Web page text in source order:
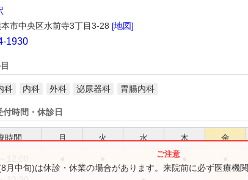
市中央区水前寺3丁目3-28 [地図]
1930
科 内科 外科 泌尿器科 胃腸内科
付時間・休診日
時間 月 火 水 木 金
月中旬)は休診・休業の場合があります。来院前に必ず医療機